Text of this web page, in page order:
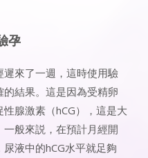
孕
來了一週，這時使用驗
結果。這是因為受精卵
腺激素（hCG），這是大
般來説，在預計月經開
液中的hCG水平就足夠